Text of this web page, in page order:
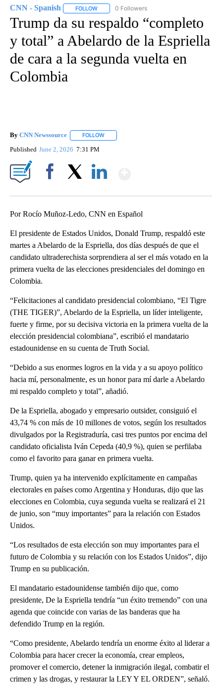
CNN - Spanish FOLLOW FOLLOW "CNN - SPANISH" TO RECEIVE
0 Followers
Trump da su respaldo “completo
y total” a Abelardo de la Espriella
de cara a la segunda vuelta en
Colombia
By CNN Newssource FOLLOW
Published June 2, 2026 7:31 PM
Por Rocío Muñoz-Ledo, CNN en Español
El presidente de Estados Unidos, Donald Trump, respaldó este
martes a Abelardo de la Espriella, dos días después de que el
candidato ultraderechista sorprendiera al ser el más votado en la
primera vuelta de las elecciones presidenciales del domingo en
Colombia.
“Felicitaciones al candidato presidencial colombiano, “El Tigre
(THE TIGER)”, Abelardo de la Espriella, un líder inteligente,
fuerte y firme, por su decisiva victoria en la primera vuelta de la
elección presidencial colombiana”, escribió el mandatario
estadounidense en su cuenta de Truth Social.
“Debido a sus enormes logros en la vida y a su apoyo político
hacia mí, personalmente, es un honor para mí darle a Abelardo
mi respaldo completo y total”, añadió.
De la Espriella, abogado y empresario outsider, consiguió el
43,74 % con más de 10 millones de votos, según los resultados
divulgados por la Registraduría, casi tres puntos por encima del
candidato oficialista Iván Cepeda (40,9 %), quien se perfilaba
como el favorito para ganar en primera vuelta.
Trump, quien ya ha intervenido explícitamente en campañas
electorales en países como Argentina y Honduras, dijo que las
elecciones en Colombia, cuya segunda vuelta se realizará el 21
de junio, son “muy importantes” para la relación con Estados
Unidos.
“Los resultados de esta elección son muy importantes para el
futuro de Colombia y su relación con los Estados Unidos”, dijo
Trump en su publicación.
El mandatario estadounidense también dijo que, como
presidente, De la Espriella tendría “un éxito tremendo” con una
agenda que coincide con varias de las banderas que ha
defendido Trump en la región.
“Como presidente, Abelardo tendría un enorme éxito al liderar a
Colombia para hacer crecer la economía, crear empleos,
promover el comercio, detener la inmigración ilegal, combatir el
crimen y las drogas, y restaurar la LEY Y EL ORDEN”, señaló.